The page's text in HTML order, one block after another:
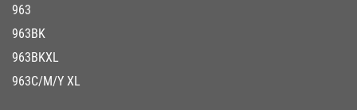
963
963BK
963BKXL
963C/M/Y XL